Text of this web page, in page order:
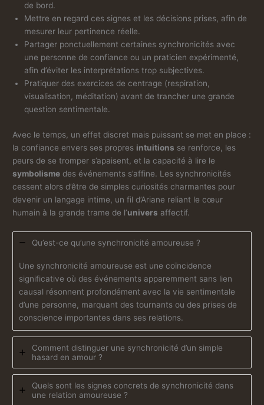
de bord.
Mettre en regard ces signes et les décisions prises, afin de
mesurer leur pertinence réelle.
Partager ponctuellement certaines synchronicités avec
une personne de confiance ou un praticien expérimenté,
afin d’éviter les interprétations trop subjectives.
Pratiquer des exercices de centrage (respiration,
visualisation, méditation) avant de trancher une grande
question sentimentale.
Avec le temps, un effet discret mais puissant se met en place :
la confiance envers ses propres intuitions se renforce, les
peurs de se tromper s’apaisent, et la capacité à lire le
symbolisme des événements s’affine. Les synchronicités
cessent alors d’être de simples curiosités charmantes pour
devenir un langage intime, un fil d’Ariane reliant le cœur
humain à la grande trame de l’univers affectif.
Qu’est-ce qu’une synchronicité amoureuse ?
Une synchronicité amoureuse est une coïncidence
significative où des événements apparemment sans lien
causal résonnent profondément avec la vie sentimentale
d’une personne, marquant des tournants ou des prises de
conscience importantes dans ses relations.
Comment distinguer une synchronicité d’un simple
hasard en amour ?
Quels sont les signes concrets de synchronicité dans
une relation amoureuse ?